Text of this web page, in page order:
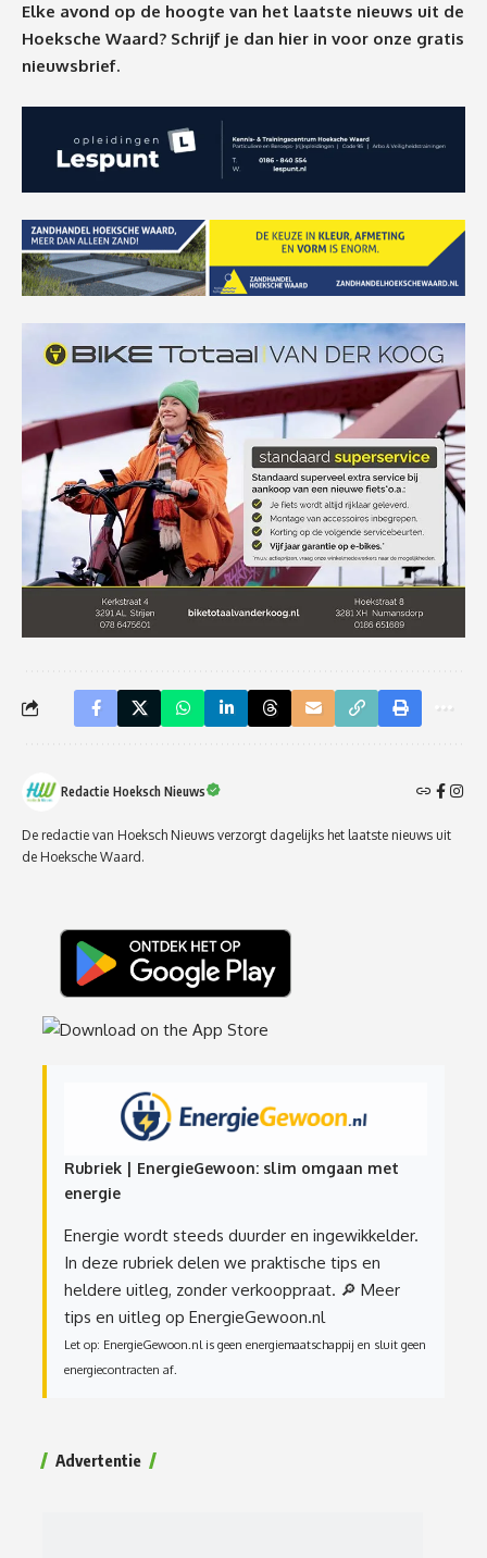
Elke avond op de hoogte van het laatste nieuws uit de
Hoeksche Waard? Schrijf je dan hier in voor onze gratis
nieuwsbrief.
Redactie Hoeksch Nieuws
De redactie van Hoeksch Nieuws verzorgt dagelijks het laatste nieuws uit
de Hoeksche Waard.
Rubriek | EnergieGewoon: slim omgaan met
energie
Energie wordt steeds duurder en ingewikkelder.
In deze rubriek delen we praktische tips en
heldere uitleg, zonder verkooppraat. 🔎 Meer
tips en uitleg op EnergieGewoon.nl
Let op: EnergieGewoon.nl is geen energiemaatschappij en sluit geen
energiecontracten af.
Advertentie